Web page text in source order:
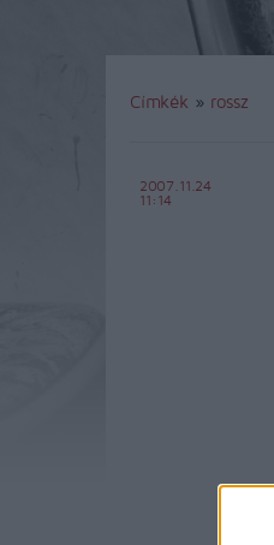
Címkék » rossz
2007.11.24
11:14